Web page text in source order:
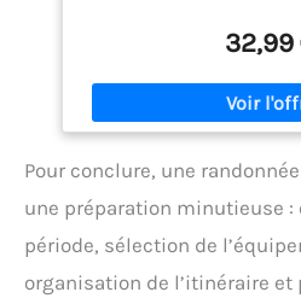
sécurité, papier
bouteille d'eau, couverture
pêche, pinces
transporter - Taille
seulement, facile à mettre
camping et la randonnée.
chasse, exploration,
application - Vous pouvez
camping, randonnée, pêche,
32,99
Pour conclure, une
une préparation minutieuse
période, sélection de
organisation de l’itinéraire